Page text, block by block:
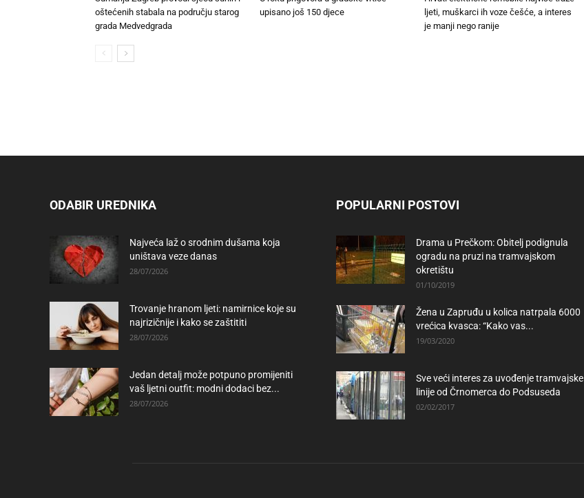
oštećenih stabala na području starog
grada Medvedgrada
upisano još 150 djece
ljeti, muškarci ih voze češće, a interes
je manji nego ranije
ODABIR UREDNIKA
Najveća laž o srodnim dušama koja
uništava veze danas
28/07/2026
Trovanje hranom ljeti: namirnice koje su
najrizičnije i kako se zaštititi
28/07/2026
Jedan detalj može potpuno promijeniti
vaš ljetni outfit: modni dodaci bez...
28/07/2026
POPULARNI POSTOVI
Drama u Prečkom: Obitelj podignula
ogradu na pruzi na tramvajskom
okretištu
01/10/2019
Žena u Zapruđu u kolica natrpala 6000
vrećica kvasca: “Kako vas...
19/03/2020
Sve veći interes za uvođenje tramvajske
linije od Črnomerca do Podsuseda
02/02/2017